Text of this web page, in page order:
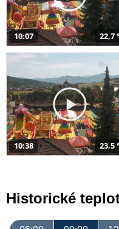
10:07 22,7
10:38 23,5
Historické